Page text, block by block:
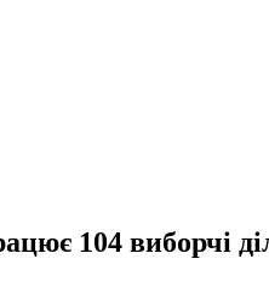
104 виборчі